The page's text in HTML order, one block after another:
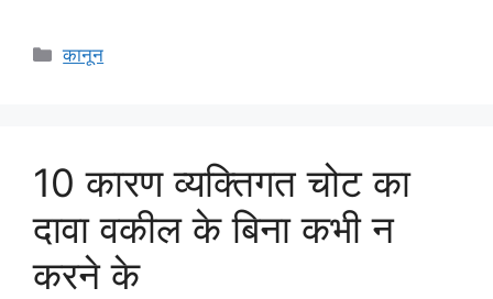
Categories
कानून
10 कारण व्यक्तिगत चोट का
दावा वकील के बिना कभी न
करने के